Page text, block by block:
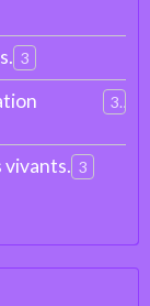
3
3
3